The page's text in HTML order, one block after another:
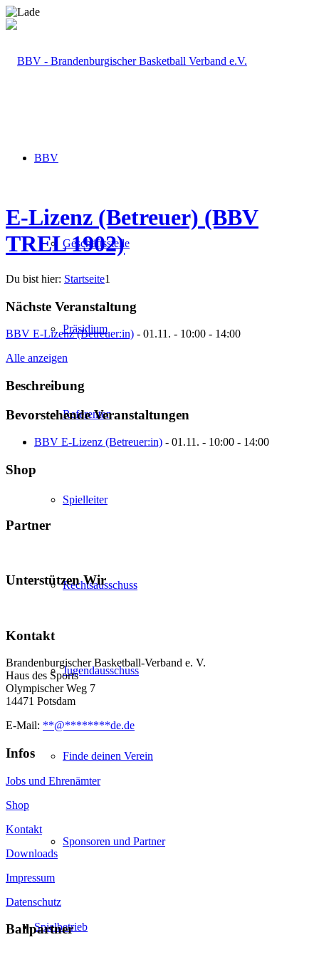
BBV
Geschäftsstelle
Präsidium
Referenten
Spielleiter
Rechtsausschuss
Jugendausschuss
Finde deinen Verein
Sponsoren und Partner
Spielbetrieb
E-Lizenz (Betreuer) (BBV
TREL 1902)
Du bist hier: Startseite1
Nächste Veranstaltung
BBV E-Lizenz (Betreuer:in) - 01.11. - 10:00 - 14:00
Alle anzeigen
Beschreibung
Bevorstehende Veranstaltungen
BBV E-Lizenz (Betreuer:in) - 01.11. - 10:00 - 14:00
Shop
Partner
Unterstützen Wir
Kontakt
Brandenburgischer Basketball-Verband e. V.
Haus des Sports
Olympischer Weg 7
14471 Potsdam
E-Mail: **@********de.de
Infos
Jobs und Ehrenämter
Shop
Kontakt
Downloads
Impressum
Datenschutz
Ballpartner